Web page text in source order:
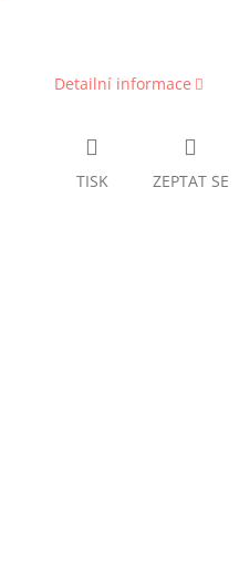
Detailní informace
TISK ZEPTAT SE